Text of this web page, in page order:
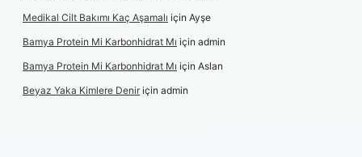
Medikal Cilt Bakımı Kaç Aşamalı için Ayşe
Bamya Protein Mi Karbonhidrat Mı için admin
Bamya Protein Mi Karbonhidrat Mı için Aslan
Beyaz Yaka Kimlere Deniriçin admin